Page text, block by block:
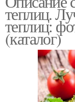
теплиц.
теплиц:
(каталог)